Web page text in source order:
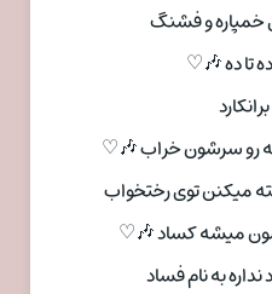
خمپاره و فشنگ
تا ده 🎶♡
رو سرشون خراب 🎶♡
میکنن توی رختخواب
میشه کساد 🎶♡
به نام فساد